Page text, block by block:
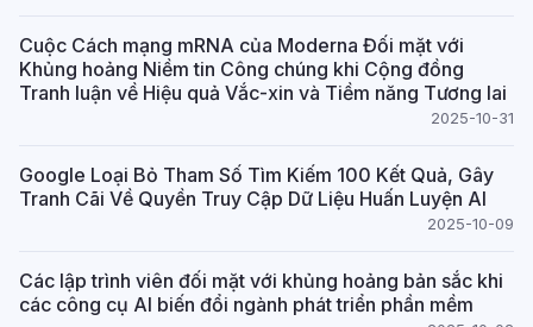
Cuộc Cách mạng mRNA của Moderna Đối mặt với
Khủng hoảng Niềm tin Công chúng khi Cộng đồng
Tranh luận về Hiệu quả Vắc-xin và Tiềm năng Tương lai
2025-10-31
Google Loại Bỏ Tham Số Tìm Kiếm 100 Kết Quả, Gây
Tranh Cãi Về Quyền Truy Cập Dữ Liệu Huấn Luyện AI
2025-10-09
Các lập trình viên đối mặt với khủng hoảng bản sắc khi
các công cụ AI biến đổi ngành phát triển phần mềm